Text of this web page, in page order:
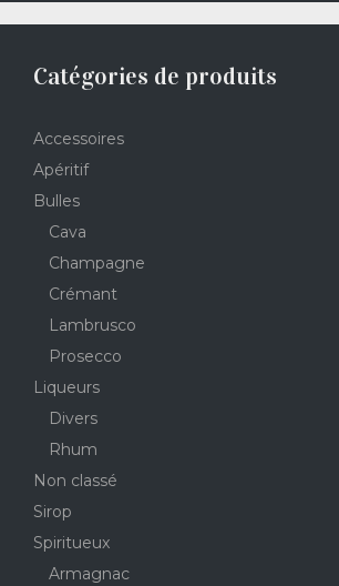
Catégories de produits
Accessoires
Apéritif
Bulles
Cava
Champagne
Crémant
Lambrusco
Prosecco
Liqueurs
Divers
Rhum
Non classé
Sirop
Spiritueux
Armagnac